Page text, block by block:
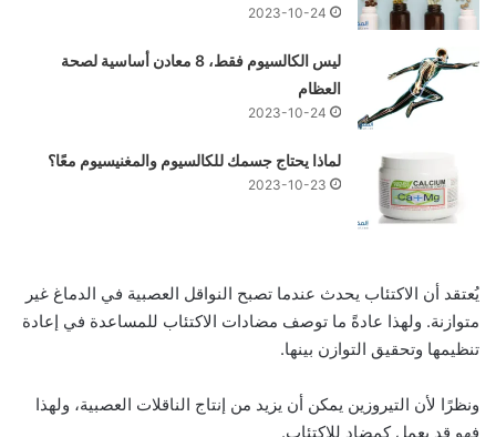
2023-10-24
ليس الكالسيوم فقط، 8 معادن أساسية لصحة
العظام
2023-10-24
لماذا يحتاج جسمك للكالسيوم والمغنيسيوم معًا؟
2023-10-23
يُعتقد أن الاكتئاب يحدث عندما تصبح النواقل العصبية في الدماغ غير
متوازنة. ولهذا عادةً ما توصف مضادات الاكتئاب للمساعدة في إعادة
تنظيمها وتحقيق التوازن بينها.
ونظرًا لأن التيروزين يمكن أن يزيد من إنتاج الناقلات العصبية، ولهذا
فهو قد يعمل كمضاد للاكتئاب.